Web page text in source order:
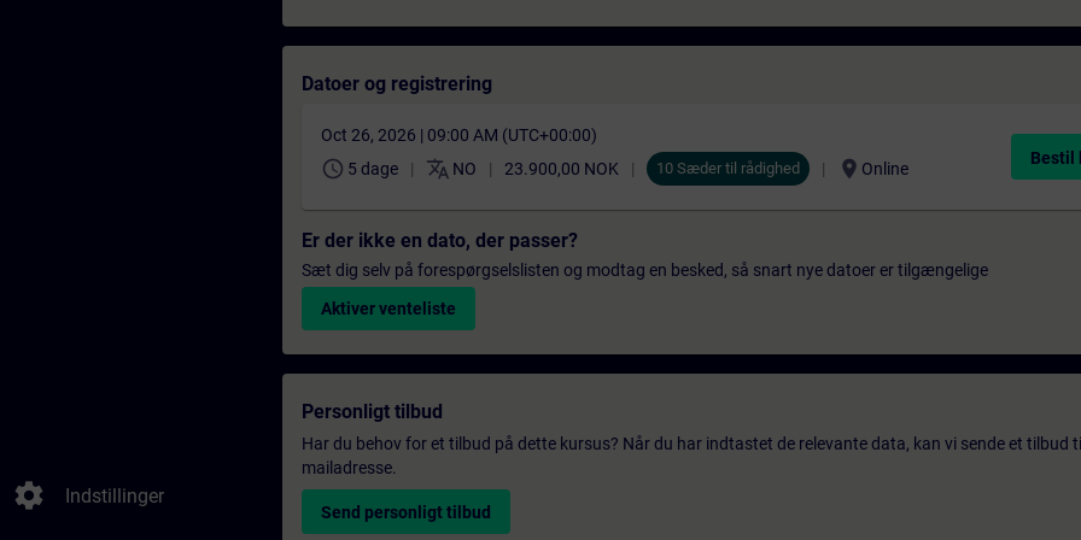
settings Indstillinger
Datoer og registrering
Oct 26, 2026 | 09:00 AM (UTC+00:00)
schedule 5 dage translate NO 23.900,00 NOK 10 Sæder til rådighed location_on Online
Bestil
Er der ikke en dato, der passer?
Sæt dig selv på forespørgselslisten og modtag en besked, så snart nye datoer er tilgængelige
Aktiver venteliste
Personligt tilbud
Har du behov for et tilbud på dette kursus? Når du har indtastet de relevante data, kan vi sende et tilbud
mailadresse.
Send personligt tilbud